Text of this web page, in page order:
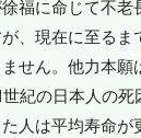
福に命じて不
、現在に至る
ません。他力本
紀の日本人の
人は平均寿命